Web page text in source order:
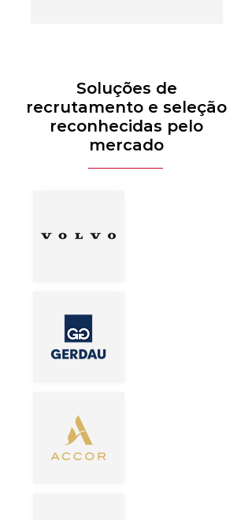
Soluções de
recrutamento e seleção
reconhecidas pelo
mercado